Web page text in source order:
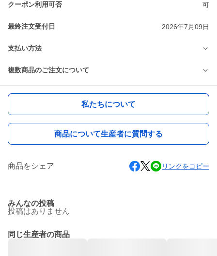
クーポン利用可否 可
最終注文受付日 2026年7月09日
支払い方法
複数商品のご注文について
私たちについて
商品について生産者に質問する
商品をシェア リンクをコピー
みんなの投稿
投稿はありません
同じ生産者の商品